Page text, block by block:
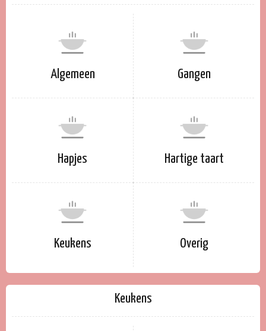
Algemeen Gangen
Hapjes Hartige taart
Keukens Overig
Keukens